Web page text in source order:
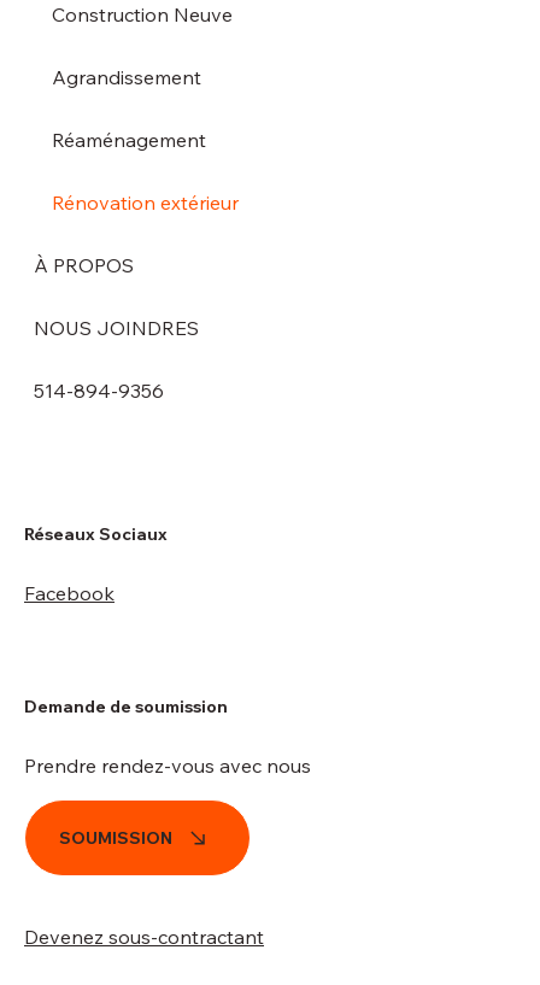
Construction Neuve
Agrandissement
Réaménagement
Rénovation extérieur
À PROPOS
NOUS JOINDRES
514-894-9356
Réseaux Sociaux
Facebook
Devenez sous-contractant
SOUMISSION
Prendre rendez-vous avec nous
Demande de soumission